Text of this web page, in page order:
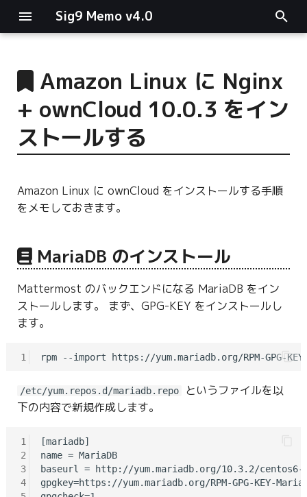
Sig9 Memo v4.0
main関数
リスト関連
ログ関連
型指定
Amazon Linux に Nginx
+ ownCloud 10.0.3 をイン
ストールする
Amazon Linux に ownCloud をインストールする手順
をメモしておきます。
MariaDB のインストール
Mattermost のバックエンドになる MariaDB をイン
ストールします。 まず、GPG-KEY をインストールし
ます。
1
/etc/yum.repos.d/mariadb.repo
というファイルを以
下の内容で新規作成します。
1
2
3
4
[mariadb]
name = MariaDB
baseurl = http://yum.mariadb.org/10.3.2/centos6-
gpgkey=https://yum.mariadb.org/RPM-GPG-KEY-